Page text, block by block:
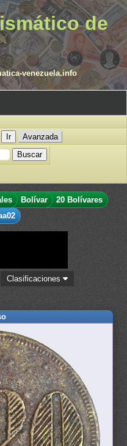
de
venezuela.info
Avanzada
Bolívar
20 Bolívares
Clasificaciones